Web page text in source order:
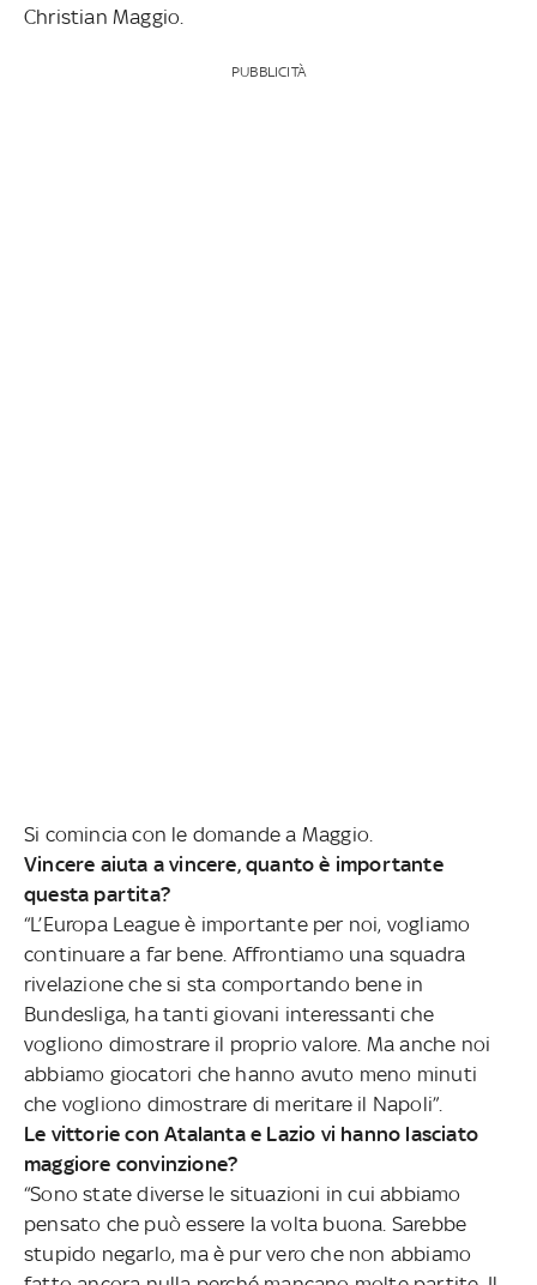
Christian Maggio.
PUBBLICITÀ
Si comincia con le domande a Maggio.
Vincere aiuta a vincere, quanto è importante
questa partita?
“L’Europa League è importante per noi, vogliamo
continuare a far bene. Affrontiamo una squadra
rivelazione che si sta comportando bene in
Bundesliga, ha tanti giovani interessanti che
vogliono dimostrare il proprio valore. Ma anche noi
abbiamo giocatori che hanno avuto meno minuti
che vogliono dimostrare di meritare il Napoli”.
Le vittorie con Atalanta e Lazio vi hanno lasciato
maggiore convinzione?
“Sono state diverse le situazioni in cui abbiamo
pensato che può essere la volta buona. Sarebbe
stupido negarlo, ma è pur vero che non abbiamo